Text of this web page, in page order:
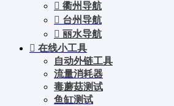
衢州导航
台州导航
丽水导航
在线小工具
自动外链工具
流量消耗器
毒蘑菇测试
鱼缸测试